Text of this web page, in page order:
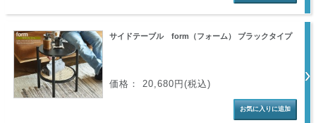
サイドテーブル form（フォーム） ブラックタイプ
価格： 20,680円(税込)